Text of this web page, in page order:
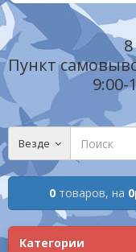
Пункт
9:00-
Везде
0 товаров, на
Категории